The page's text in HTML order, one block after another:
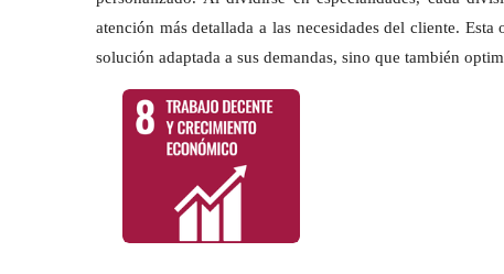
atención más detallada a las necesidades del cliente.
solución adaptada a sus demandas, sino que también